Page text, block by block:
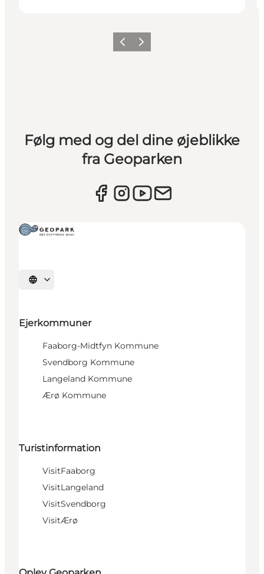
ForrigeNæste
Følg med og del dine øjeblikke
fra Geoparken
Vælg sprog
Ejerkommuner
Faaborg-Midtfyn Kommune
Svendborg Kommune
Langeland Kommune
Ærø Kommune
Turistinformation
VisitFaaborg
VisitLangeland
VisitSvendborg
VisitÆrø